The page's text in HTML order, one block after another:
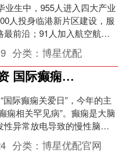
业生中，955人进入四大产业
人投身临港新片区建设，服
最前沿；91人加入航空航天
为“国之重器”奉献青春力量，
分类：博星优配
国荣配资 国际癫痫关爱日 | 走近发育性癫痫性脑病，改变患儿的成长轨迹
国际癫痫关爱日”，今年的主
痫相关罕见病”。癫痫是大脑
性异常放电导致的慢性脑部
在婴儿期本该循着抬头、翻
步....分类：博星优配官网